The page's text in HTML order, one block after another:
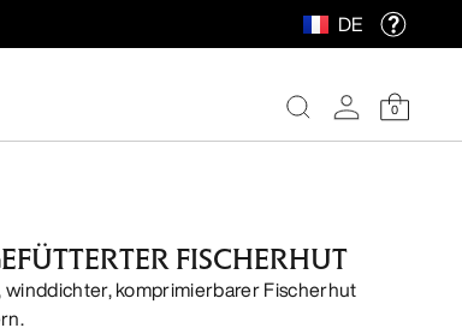
DE
0
FISCHERHUT
komprimierbarer Fischerhut